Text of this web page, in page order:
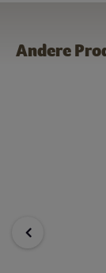
Andere